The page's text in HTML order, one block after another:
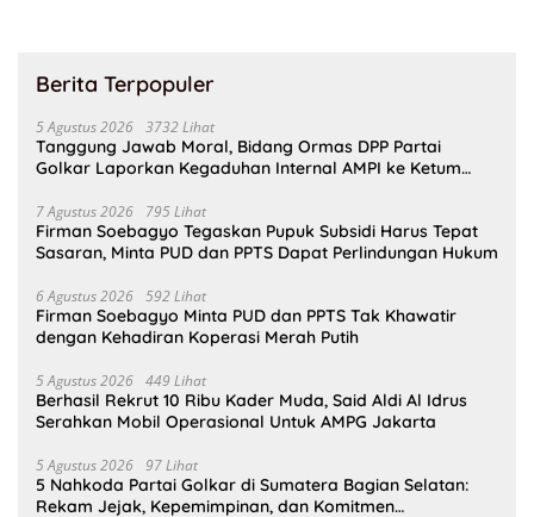
Berita Terpopuler
5 Agustus 2026 3732 Lihat
Tanggung Jawab Moral, Bidang Ormas DPP Partai
Golkar Laporkan Kegaduhan Internal AMPI ke Ketum
7 Agustus 2026 795 Lihat
Firman Soebagyo Tegaskan Pupuk Subsidi Harus Tepat
Sasaran, Minta PUD dan PPTS Dapat Perlindungan Hukum
6 Agustus 2026 592 Lihat
Firman Soebagyo Minta PUD dan PPTS Tak Khawatir
dengan Kehadiran Koperasi Merah Putih
5 Agustus 2026 449 Lihat
Berhasil Rekrut 10 Ribu Kader Muda, Said Aldi Al Idrus
Serahkan Mobil Operasional Untuk AMPG Jakarta
5 Agustus 2026 97 Lihat
5 Nahkoda Partai Golkar di Sumatera Bagian Selatan:
Rekam Jejak, Kepemimpinan, dan Komitmen